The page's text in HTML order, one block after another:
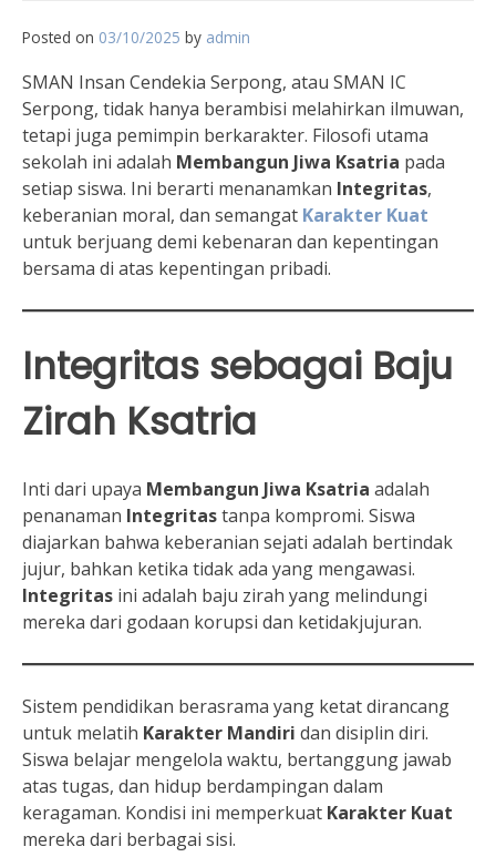
Posted on 03/10/2025 by admin
SMAN Insan Cendekia Serpong, atau SMAN IC
Serpong, tidak hanya berambisi melahirkan ilmuwan,
tetapi juga pemimpin berkarakter. Filosofi utama
sekolah ini adalah Membangun Jiwa Ksatria pada
setiap siswa. Ini berarti menanamkan Integritas,
keberanian moral, dan semangat Karakter Kuat
untuk berjuang demi kebenaran dan kepentingan
bersama di atas kepentingan pribadi.
Integritas sebagai Baju
Zirah Ksatria
Inti dari upaya Membangun Jiwa Ksatria adalah
penanaman Integritastanpa kompromi. Siswa
diajarkan bahwa keberanian sejati adalah bertindak
jujur, bahkan ketika tidak ada yang mengawasi.
Integritas ini adalah baju zirah yang melindungi
mereka dari godaan korupsi dan ketidakjujuran.
Sistem pendidikan berasrama yang ketat dirancang
untuk melatih Karakter Mandiri dan disiplin diri.
Siswa belajar mengelola waktu, bertanggung jawab
atas tugas, dan hidup berdampingan dalam
keragaman. Kondisi ini memperkuat Karakter Kuat
mereka dari berbagai sisi.